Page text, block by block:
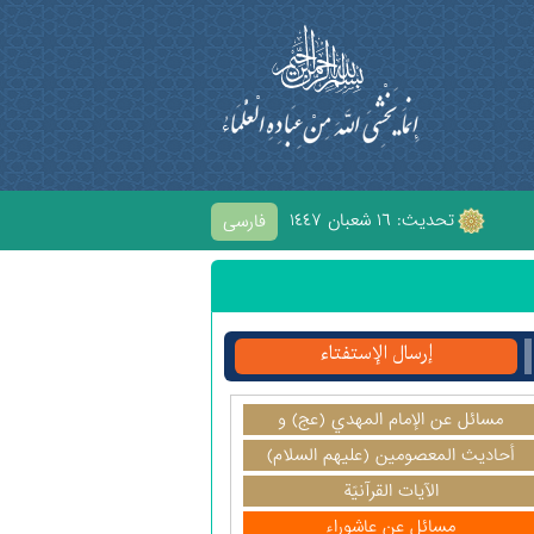
فارسی تحديث: ١٦ شعبان ١٤٤٧
إرسال الإستفتاء
مسائل عن الإمام المهدي (عج) و
آخرالزمان
أحاديث المعصومين (عليهم السلام)
الآيات القرآنيّة
مسائل عن عاشوراء